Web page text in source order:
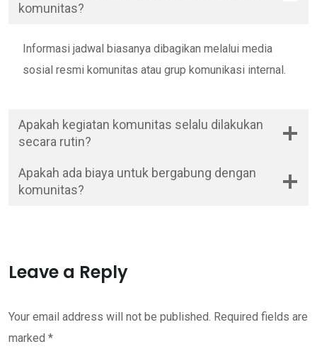
komunitas?
Informasi jadwal biasanya dibagikan melalui media
sosial resmi komunitas atau grup komunikasi internal.
Apakah kegiatan komunitas selalu dilakukan
secara rutin?
Apakah ada biaya untuk bergabung dengan
komunitas?
Leave a Reply
Your email address will not be published. Required fields are
marked *